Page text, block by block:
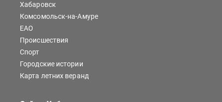
Хабаровск
Комсомольск-на-Амуре
ЕАО
Происшествия
Спорт
Городские истории
Карта летних веранд